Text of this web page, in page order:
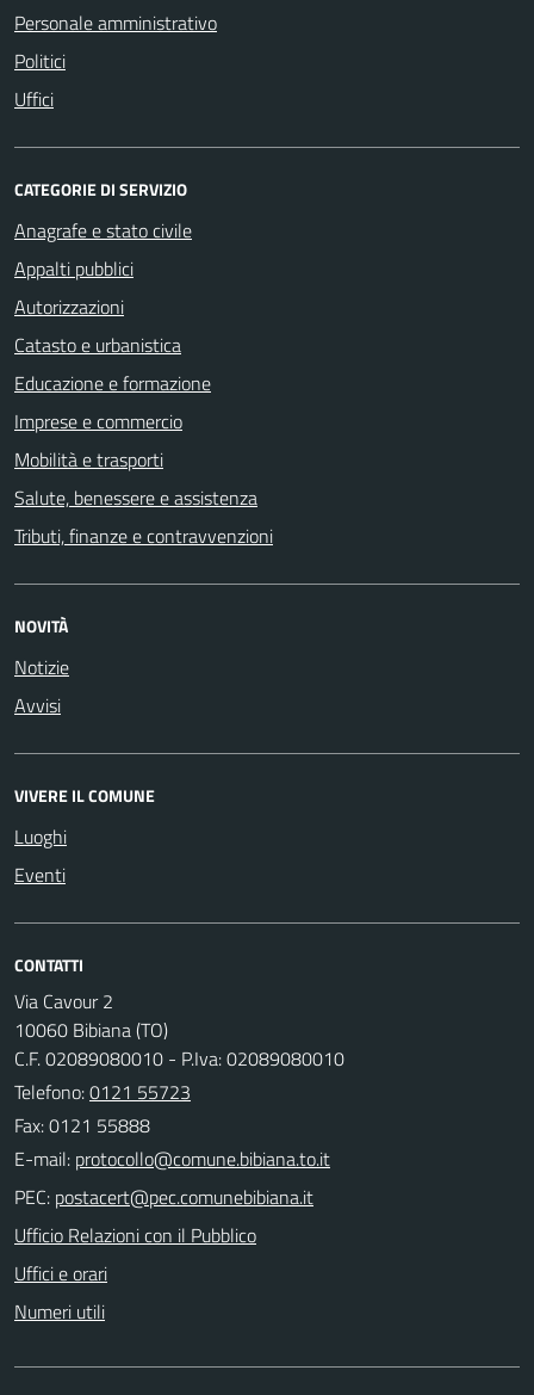
Personale amministrativo
Politici
Uffici
CATEGORIE DI SERVIZIO
Anagrafe e stato civile
Appalti pubblici
Autorizzazioni
Catasto e urbanistica
Educazione e formazione
Imprese e commercio
Mobilità e trasporti
Salute, benessere e assistenza
Tributi, finanze e contravvenzioni
NOVITÀ
Notizie
Avvisi
VIVERE IL COMUNE
Luoghi
Eventi
CONTATTI
Via Cavour 2
10060 Bibiana (TO)
C.F. 02089080010 - P.Iva: 02089080010
Telefono:0121 55723
Fax: 0121 55888
E-mail:
PEC:
Ufficio Relazioni con il Pubblico
Uffici e orari
Numeri utili